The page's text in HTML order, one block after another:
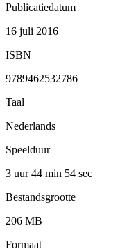
Publicatiedatum
16 juli 2016
ISBN
9789462532786
Taal
Nederlands
Speelduur
3 uur 44 min 54 sec
Bestandsgrootte
206 MB
Formaat